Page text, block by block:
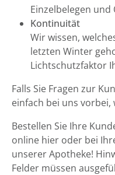
Einzelbelegen
Kontinuität
Wir wissen,
letzten Winter
Lichtschutzfaktor
Falls Sie Fragen zur
einfach bei uns
Bestellen Sie Ihre
online hier oder bei
unserer Apotheke!
Felder müssen